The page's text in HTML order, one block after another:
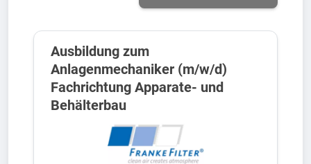
Ausbildung zum
Anlagenmechaniker (m/w/d)
Fachrichtung Apparate- und
Behälterbau